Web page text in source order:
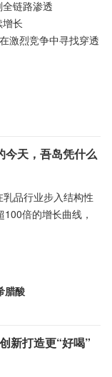
链路渗透
长
激烈竞争中寻找穿透
天，吾岛凭什么
品行业步入结构性
倍的增长曲线，
腊酸
新打造更“好喝”